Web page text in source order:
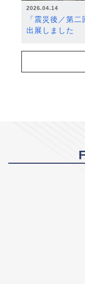
2026.04.14
「震災後／第
出展しました